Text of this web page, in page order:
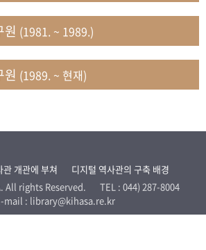
실 인구가족연구팀
실
학담당실
실 건강증진팀
실
빅데이터연구센터
제협력연구실
실
(1981. ~ 1989.)
(1989. ~ 현재)
관 개관에 부쳐
디지털 역사관의 구축 배경
All rights Reserved.
TEL : 044) 287-8004
mail : library@kihasa.re.kr